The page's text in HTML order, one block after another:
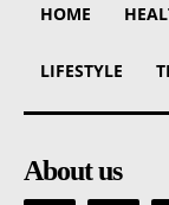
HOME
LIFESTYLE
About us